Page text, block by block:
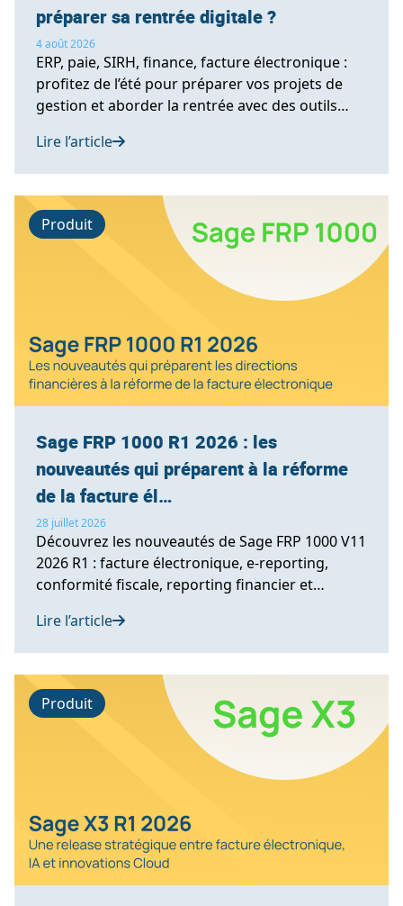
préparer sa rentrée digitale ?
4 août 2026
ERP, paie, SIRH, finance, facture électronique :
profitez de l’été pour préparer vos projets de
gestion et aborder la rentrée avec des outils
Lire l’article
Produit
Sage FRP 1000 R1 2026 : les
nouveautés qui préparent à la réforme
de la facture él…
28 juillet 2026
Découvrez les nouveautés de Sage FRP 1000 V11
2026 R1 : facture électronique, e-reporting,
conformité fiscale, reporting financier et
Lire l’article
Produit